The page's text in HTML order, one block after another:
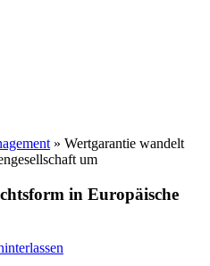
» Wertgarantie wandelt
um
in Europäische